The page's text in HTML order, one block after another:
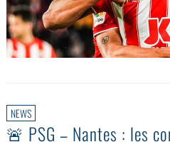
NEWS
🚨 PSG – Nantes : les